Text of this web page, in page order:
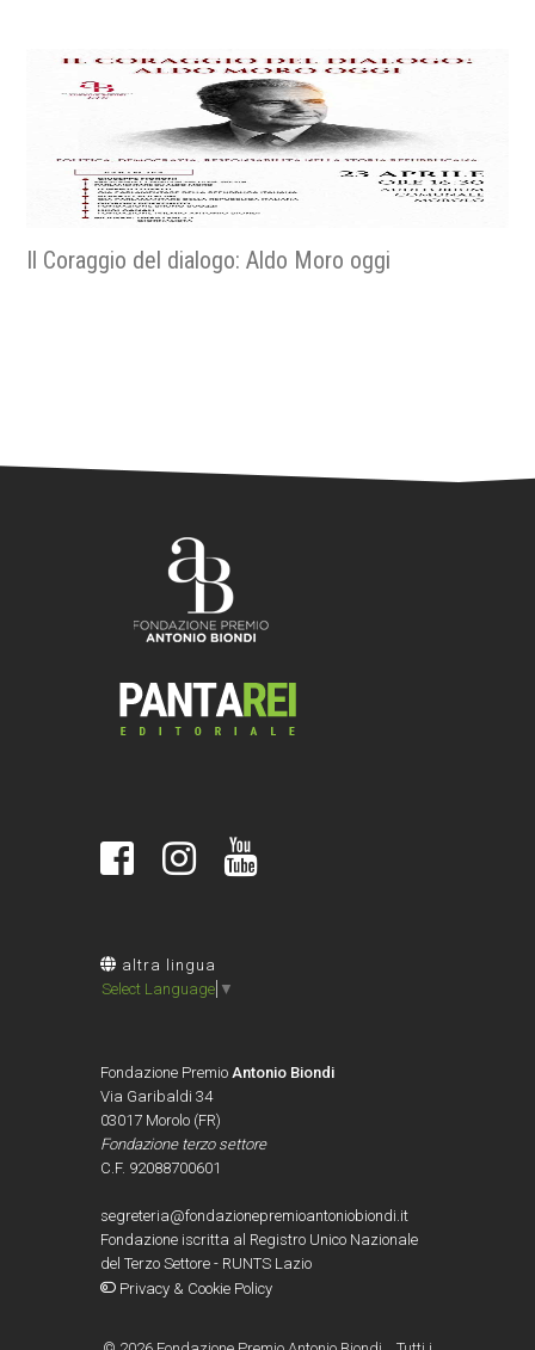
Religiose e religiosi nella resistenza - La fede nella
altra lingua
Select Language ▼
Fondazione Premio Antonio Biondi
Via Garibaldi 34
03017 Morolo (FR)
Fondazione terzo settore
C.F. 92088700601
segreteria@fondazionepremioantoniobiondi.it
Fondazione iscritta al Registro Unico Nazionale
del Terzo Settore - RUNTS Lazio
Privacy & Cookie Policy